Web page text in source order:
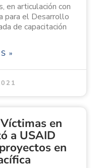
en articulación con
para el Desarrollo
de capacitación
»
en
a USAID
en